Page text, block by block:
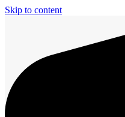
Skip to content